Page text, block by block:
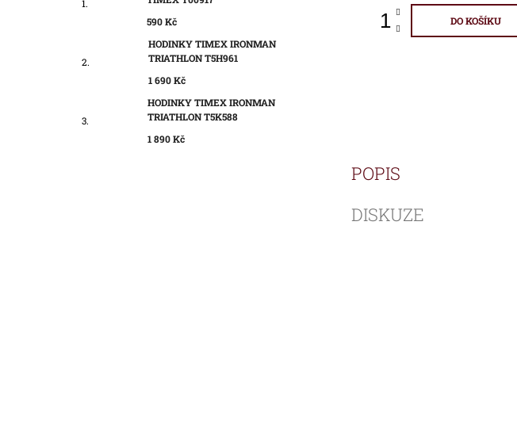
590 Kč
HODINKY TIMEX IRONMAN
TRIATHLON T5H961
1 690 Kč
HODINKY TIMEX IRONMAN
TRIATHLON T5K588
1 890 Kč
DO KOŠÍKU
POPIS
DISKUZE